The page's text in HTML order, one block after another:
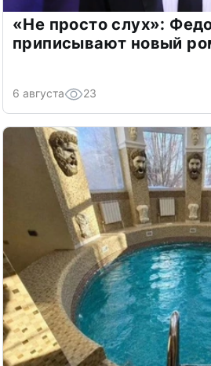
«Не просто слух»:
приписывают новый
6 августа 23